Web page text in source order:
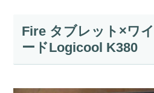
Fire タブレット×ワ
ードLogicool K380